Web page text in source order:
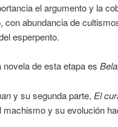
el argumento y la
con abundancia de
esperpento.
novela de esta etapa es
y su segunda parte, El
machismo y su evolución